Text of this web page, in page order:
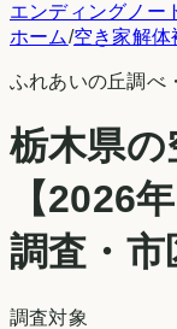
エンディングノー
ホーム/空き家解体
ふれあいの丘調べ
栃木県の
【2026年
調査・
調査対象